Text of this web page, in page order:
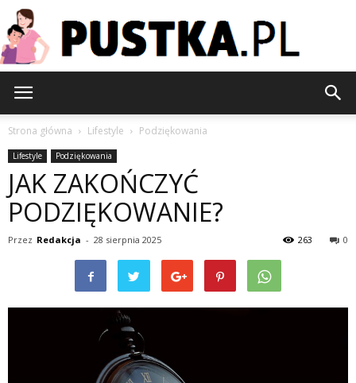
Strona główna Lifestyle Podziękowania
Lifestyle Podziękowania
JAK ZAKOŃCZYĆ
PODZIĘKOWANIE?
Przez Redakcja - 28 sierpnia 2025 0
263